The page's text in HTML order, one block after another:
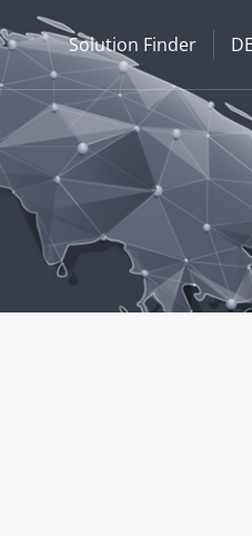
Solution Finder DE